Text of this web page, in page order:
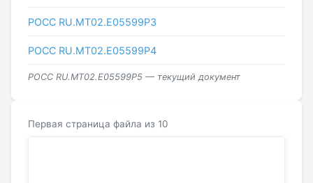
РОСС RU.МТ02.E05599Р3
РОСС RU.МТ02.E05599Р4
РОСС RU.МТ02.E05599Р5 — текущий документ
Первая страница файла из 10